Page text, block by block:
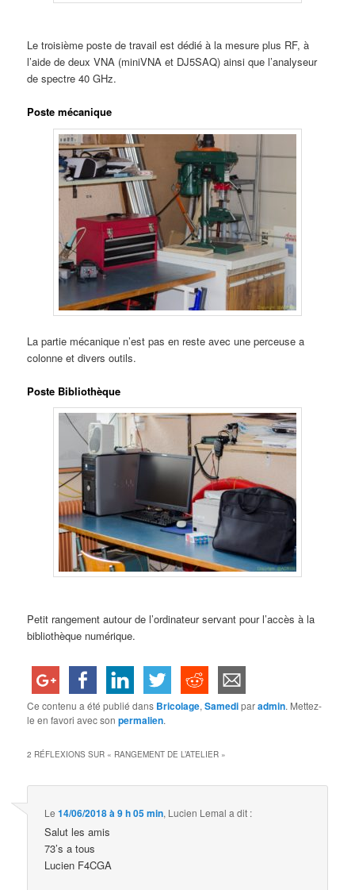
Le troisième poste de travail est dédié à la mesure plus RF, à
l’aide de deux VNA (miniVNA et DJ5SAQ) ainsi que l’analyseur
de spectre 40 GHz.
Poste mécanique
La partie mécanique n’est pas en reste avec une perceuse a
colonne et divers outils.
Poste Bibliothèque
Petit rangement autour de l’ordinateur servant pour l’accès à la
bibliothèque numérique.
Ce contenu a été publié dans Bricolage,Samediparadmin. Mettez-
le en favori avec sonpermalien.
2 RÉFLEXIONS SUR « RANGEMENT DE L’ATELIER »
Le14/06/2018 à 9 h 05 min, Lucien Lemal a dit :
Salut les amis
73’s a tous
Lucien F4CGA